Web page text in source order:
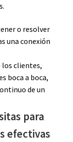
o resolver
una conexión
los clientes,
boca a boca,
de un
para
efectivas